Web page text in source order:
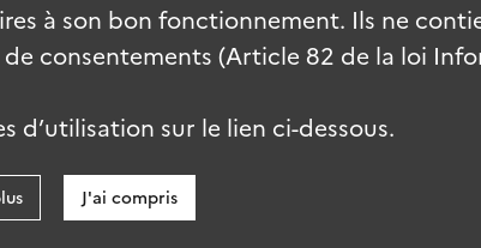
à son bon fonctionnement. Ils ne
consentements (Article 82 de la loi
d’utilisation sur le lien ci-dessous.
J'ai compris